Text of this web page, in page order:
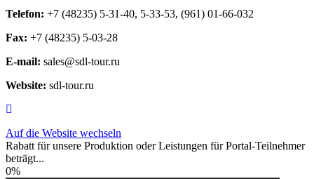
Telefon: +7 (48235) 5-31-40, 5-33-53, (961) 01-66-032
Fax: +7 (48235) 5-03-28
E-mail: sales@sdl-tour.ru
Website: sdl-tour.ru
Auf die Website wechseln
Rabatt für unsere Produktion oder Leistungen für Portal-Teilnehmer
beträgt...
0%